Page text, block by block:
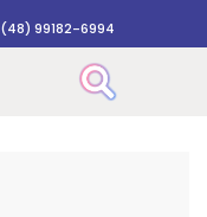
(48) 99182-6994